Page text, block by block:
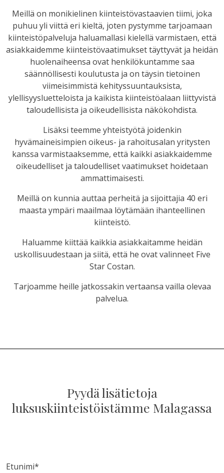
Meillä on monikielinen kiinteistövastaavien tiimi, joka
puhuu yli viittä eri kieltä, joten pystymme tarjoamaan
kiinteistöpalveluja haluamallasi kielellä varmistaen, että
asiakkaidemme kiinteistövaatimukset täyttyvät ja heidän
huolenaiheensa ovat henkilökuntamme saa
säännöllisesti koulutusta ja on täysin tietoinen
viimeisimmistä kehityssuuntauksista,
ylellisyysluetteloista ja kaikista kiinteistöalaan liittyvistä
taloudellisista ja oikeudellisista näkökohdista.
Lisäksi teemme yhteistyötä joidenkin
hyvämaineisimpien oikeus- ja rahoitusalan yritysten
kanssa varmistaaksemme, että kaikki asiakkaidemme
oikeudelliset ja taloudelliset vaatimukset hoidetaan
ammattimaisesti.
Meillä on kunnia auttaa perheitä ja sijoittajia 40 eri
maasta ympäri maailmaa löytämään ihanteellinen
kiinteistö.
Haluamme kiittää kaikkia asiakkaitamme heidän
uskollisuudestaan ja siitä, että he ovat valinneet Five
Star Costan.
Tarjoamme heille jatkossakin vertaansa vailla olevaa
palvelua.
Pyydä lisätietoja
luksuskiinteistöistämme Malagassa
Etunimi*